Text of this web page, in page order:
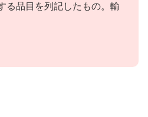
る品目を列記したもの。輸